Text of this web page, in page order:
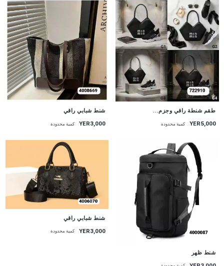
طقم شنطة راقي وجزم...
YER5,000 كمية محدودة
شنط شبابي راقي
YER3,000 كمية محدودة
شنط ظهر
شنط شبابي راقي
YER3,000 كمية محدودة